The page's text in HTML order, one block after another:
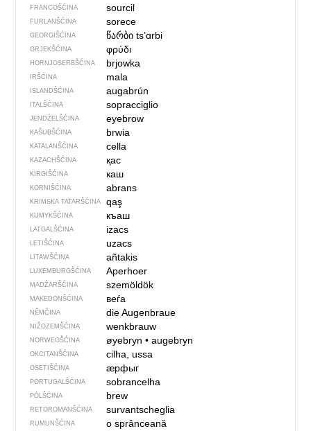
FRANCOŠĆINA sourcil
FURLANŠĆINA sorece
GEORGIŠĆINA წარბიtsʼɑrbi
GRJEKŠĆINA φρύδι
HORNJOSERBŠĆINA brjowka
IRŠĆINA mala
ISLANDŠĆINA augabrún
ITALŠĆINA sopracciglio
JENDŹELŠĆINA eyebrow
KAŠUBŠĆINA brwia
KATALANŠĆINA cella
KAZACHŠĆINA қас
KIRGIŠĆINA каш
KORNIŠĆINA abrans
KRIMSKA TATARŠĆINA qaş
KUMYKŠĆINA къаш
LATGALŠĆINA izacs
LETIŠĆINA uzacs
LITAWŠĆINA añtakis
LUXEMBURGŠĆINA Aperhoer
MADŹARŠĆINA szemöldök
MAKEDONŠĆINA веѓа
NĚMČINA die Augenbraue
NIŽOZEMŠĆINA wenkbrauw
NORWEGŠĆINA øyebryn• augebryn
OKCITANŠĆINA cilha, ussa
OSETIŠĆINA ӕрфыг
PORTUGALŠĆINA sobrancelha
PÓLŠĆINA brew
RETOROMANŠĆINA survantscheglia
RUMUNŠĆINA o sprânceană